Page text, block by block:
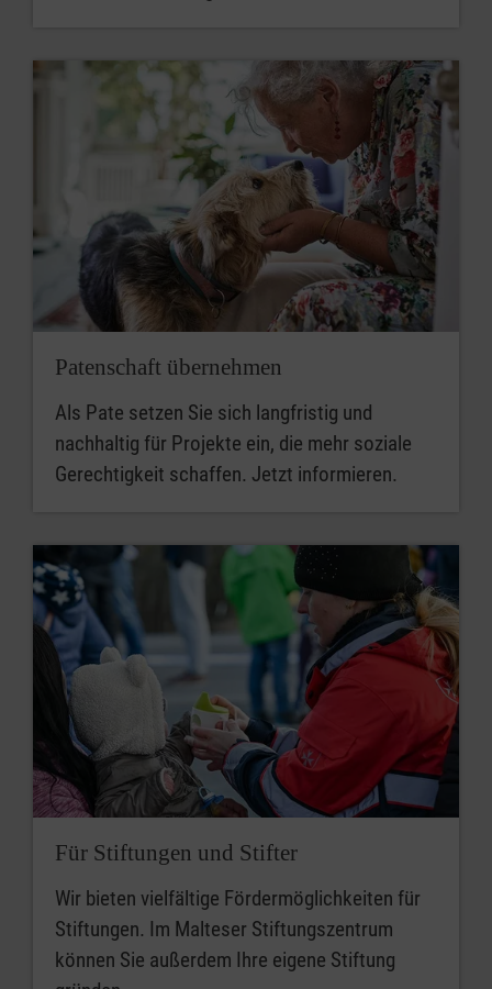
Patenschaft übernehmen
Als Pate setzen Sie sich langfristig und
nachhaltig für Projekte ein, die mehr soziale
Gerechtigkeit schaffen. Jetzt informieren.
Für Stiftungen und Stifter
Wir bieten vielfältige Fördermöglichkeiten für
Stiftungen. Im Malteser Stiftungszentrum
können Sie außerdem Ihre eigene Stiftung